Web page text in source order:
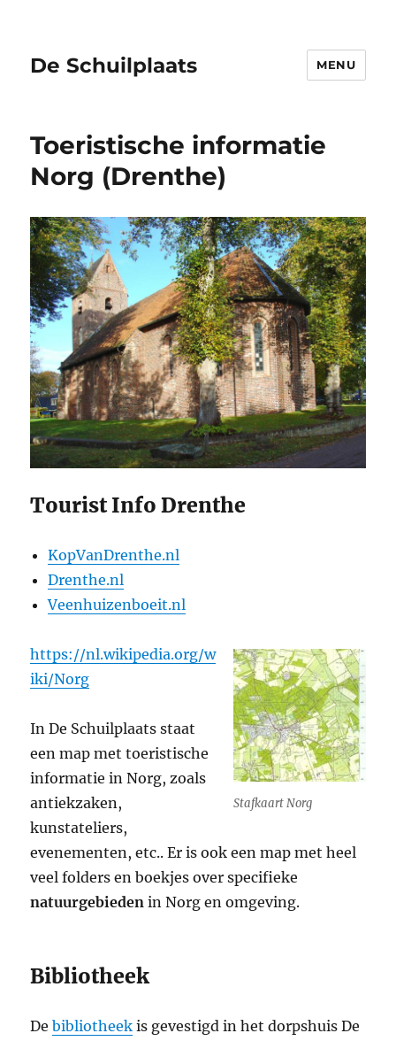
De Schuilplaats MENU
Toeristische informatie
Norg (Drenthe)
Tourist Info Drenthe
KopVanDrenthe.nl
Drenthe.nl
Veenhuizenboeit.nl
Stafkaart Norg
https://nl.wikipedia.org/w
iki/Norg
In De Schuilplaats staat
een map met toeristische
informatie in Norg, zoals
antiekzaken,
kunstateliers,
evenementen, etc.. Er is ook een map met heel
veel folders en boekjes over specifieke
natuurgebieden in Norg en omgeving.
Bibliotheek
Debibliotheek is gevestigd in het dorpshuis De